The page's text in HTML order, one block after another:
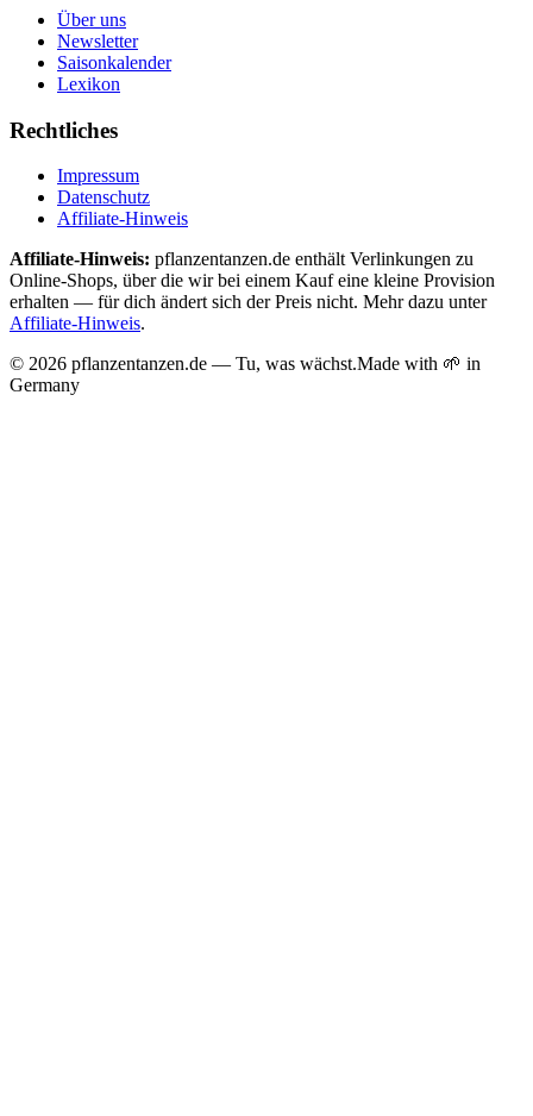
Über uns
Newsletter
Saisonkalender
Lexikon
Rechtliches
Impressum
Datenschutz
Affiliate-Hinweis
Affiliate-Hinweis: pflanzentanzen.de enthält Verlinkungen zu
Online-Shops, über die wir bei einem Kauf eine kleine Provision
erhalten — für dich ändert sich der Preis nicht. Mehr dazu unter
Affiliate-Hinweis.
© 2026 pflanzentanzen.de — Tu, was wächst.Made with 🌱 in
Germany